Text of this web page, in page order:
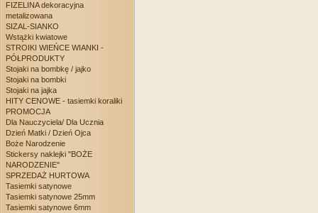
FIZELINA dekoracyjna
metalizowana
SIZAL-SIANKO
Wstążki kwiatowe
STROIKI WIEŃCE WIANKI -
PÓŁPRODUKTY
Stojaki na bombkę / jajko
Stojaki na bombki
Stojaki na jajka
HITY CENOWE - tasiemki koraliki
PROMOCJA
Dla Nauczyciela/ Dla Ucznia
Dzień Matki / Dzień Ojca
Boże Narodzenie
Stickersy naklejki "BOŻE
NARODZENIE"
SPRZEDAŻ HURTOWA
Tasiemki satynowe
Tasiemki satynowe 25mm
Tasiemki satynowe 6mm